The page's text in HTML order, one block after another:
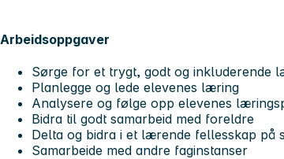
Arbeidsoppgaver
Sørge for et trygt, godt og inkluderende
Planlegge og lede elevenes læring
Analysere og følge opp elevenes
Bidra til godt samarbeid med foreldre
Delta og bidra i et lærende fellesskap på
Samarbeide med andre faginstanser